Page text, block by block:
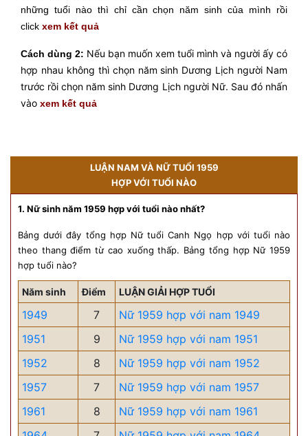
những tuổi nào thì chỉ cần chọn năm sinh của mình rồi
click xem kết quả
Cách dùng 2: Nếu bạn muốn xem tuổi mình và người ấy có
hợp nhau không thì chọn năm sinh Dương Lịch người Nam
trước rồi chọn năm sinh Dương Lịch người Nữ. Sau đó nhấn
vào xem kết quả
LUẬN NAM VÀ NỮ TUỔI 1959
HỢP VỚI TUỔI NÀO
1. Nữ sinh năm 1959 hợp với tuổi nào nhất?
Bảng dưới đây tổng hợp Nữ tuổi Canh Ngọ hợp với tuổi nào
theo thang điểm từ cao xuống thấp. Bảng tổng hợp Nữ 1959
hợp tuổi nào?
Năm sinh Điểm LUẬN GIẢI HỢP TUỔI
1949 7
Nữ 1959 hợp với nam 1949
1951
9
Nữ 1959 hợp với nam 1951
1952
8
Nữ 1959 hợp với nam 1952
1957
7
Nữ 1959 hợp với nam 1957
1961
8
Nữ 1959 hợp với nam 1961